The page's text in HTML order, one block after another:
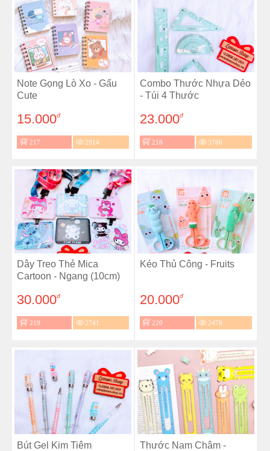
Note Gọng Lò Xo - Gấu
Cute
15.000đ
217 2914
Combo Thước Nhựa Dẻo
- Túi 4 Thước
23.000đ
218 3766
Dây Treo Thẻ Mica
Cartoon - Ngang (10cm)
30.000đ
219 2741
Kéo Thủ Công - Fruits
20.000đ
220 2478
Bút Gel Kim Tiêm
Thước Nam Châm -